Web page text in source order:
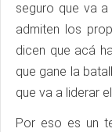
seguro que va
admiten los
dicen que acá
que gane la
que va a liderar
Por eso es un